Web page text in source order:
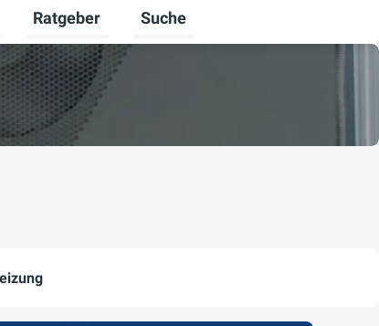
umschalten
umschalten
Untermenü für Unternehmen umschalten
Ratgeber
Untermenü für Ratgeber
Suche